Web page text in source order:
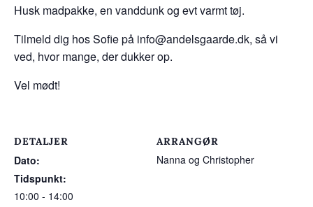
Husk madpakke, en vanddunk og evt varmt tøj.
Tilmeld dig hos Sofie på info@andelsgaarde.dk, så vi
ved, hvor mange, der dukker op.
Vel mødt!
DETALJER
Dato:
Tidspunkt:
10:00 - 14:00
ARRANGØR
Nanna og Christopher